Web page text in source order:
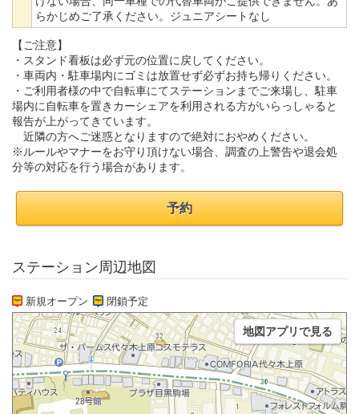
らかじめご了承ください。ジュニアシートなし
【ご注意】
・スタンド看板は必ず元の位置に戻してください。
・車両内・駐車場内にゴミは放置せず必ずお持ち帰りください。
・ご利用者様の中で自転車にてステーションまでご来場し、駐車
場内に自転車を置きカーシェアを利用される方がいらっしゃると
報告が上がってきています。
近隣の方へご迷惑となりますので絶対におやめください。
※ルールやマナーをお守り頂けない場合、調査の上警告や退会処
分等の対応を行う場合があります。
予約
ステーション周辺地図
新規オープン 閉鎖予定
地図アプリで見る